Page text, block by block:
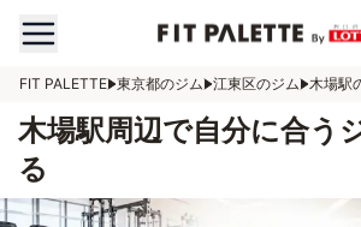
FIT PALETTE 東京都のジム 江東区のジム 木場駅
木場駅周辺で自分に合う
る